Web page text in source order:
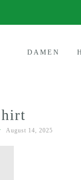
DAMEN
August 14, 2025